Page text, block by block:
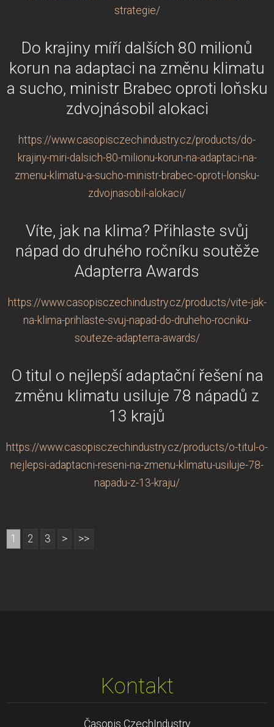
strategie/
Do krajiny míří dalších 80 milionů
korun na adaptaci na změnu klimatu
a sucho, ministr Brabec oproti loňsku
zdvojnásobil alokaci
https://www.casopisczechindustry.cz/products/do-
krajiny-miri-dalsich-80-milionu-korun-na-adaptaci-na-
zmenu-klimatu-a-sucho-ministr-brabec-oproti-lonsku-
zdvojnasobil-alokaci/
Víte, jak na klima? Přihlaste svůj
nápad do druhého ročníku soutěže
Adapterra Awards
https://www.casopisczechindustry.cz/products/vite-jak-
na-klima-prihlaste-svuj-napad-do-druheho-rocniku-
souteze-adapterra-awards/
O titul o nejlepší adaptační řešení na
změnu klimatu usiluje 78 nápadů z
13 krajů
https://www.casopisczechindustry.cz/products/o-titul-o-
nejlepsi-adaptacni-reseni-na-zmenu-klimatu-usiluje-78-
napadu-z-13-kraju/
1 2 3 > >>
Kontakt
Časopis CzechIndustry